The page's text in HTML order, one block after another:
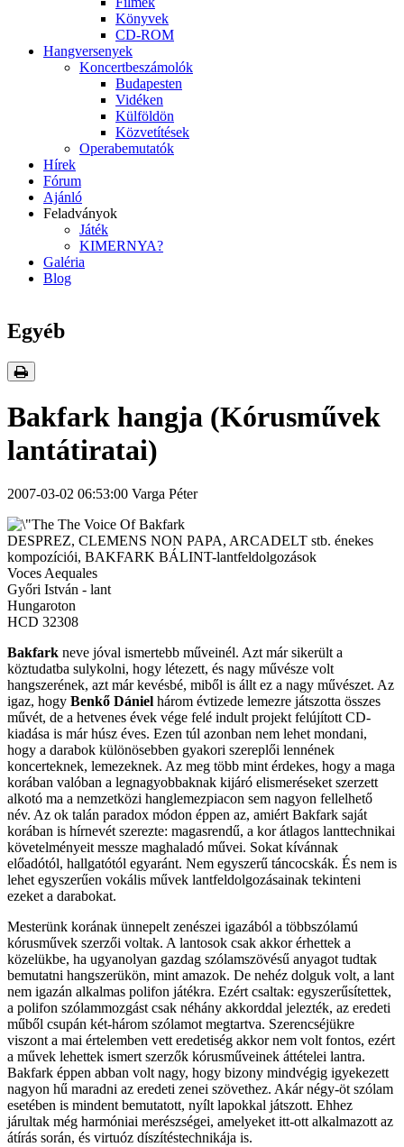
Könyvek
CD-ROM
Hangversenyek
Koncertbeszámolók
Budapesten
Vidéken
Külföldön
Közvetítések
Operabemutatók
Hírek
Fórum
Ajánló
Feladványok
Játék
KIMERNYA?
Galéria
Blog
Egyéb
Bakfark hangja (Kórusművek
lantátiratai)
2007-03-02 06:53:00 Varga Péter
The Voice Of Bakfark
DESPREZ, CLEMENS NON PAPA, ARCADELT stb. énekes
kompozíciói, BAKFARK BÁLINT-lantfeldolgozások
Voces Aequales
Győri István - lant
Hungaroton
HCD 32308
Bakfark neve jóval ismertebb műveinél. Azt már sikerült a
köztudatba sulykolni, hogy létezett, és nagy művésze volt
hangszerének, azt már kevésbé, miből is állt ez a nagy művészet. Az
igaz, hogy Benkő Dániel három évtizede lemezre játszotta összes
művét, de a hetvenes évek vége felé indult projekt felújított CD-
kiadása is már húsz éves. Ezen túl azonban nem lehet mondani,
hogy a darabok különösebben gyakori szereplői lennének
koncerteknek, lemezeknek. Az meg több mint érdekes, hogy a maga
korában valóban a legnagyobbaknak kijáró elismeréseket szerzett
alkotó ma a nemzetközi hanglemezpiacon sem nagyon fellelhető
név. Az ok talán paradox módon éppen az, amiért Bakfark saját
korában is hírnevét szerezte: magasrendű, a kor átlagos lanttechnikai
követelményeit messze maghaladó művei. Sokat kívánnak
előadótól, hallgatótól egyaránt. Nem egyszerű táncocskák. És nem is
lehet egyszerűen vokális művek lantfeldolgozásainak tekinteni
ezeket a darabokat.
Mesterünk korának ünnepelt zenészei igazából a többszólamú
kórusművek szerzői voltak. A lantosok csak akkor érhettek a
közelükbe, ha ugyanolyan gazdag szólamszövésű anyagot tudtak
bemutatni hangszerükön, mint amazok. De nehéz dolguk volt, a lant
nem igazán alkalmas polifon játékra. Ezért csaltak: egyszerűsítettek,
a polifon szólammozgást csak néhány akkorddal jelezték, az eredeti
műből csupán két-három szólamot megtartva. Szerencséjükre
viszont a mai értelemben vett eredetiség akkor nem volt fontos, ezért
a művek lehettek ismert szerzők kórusműveinek áttételei lantra.
Bakfark éppen abban volt nagy, hogy bizony mindvégig igyekezett
nagyon hű maradni az eredeti zenei szövethez. Akár négy-öt szólam
esetében is mindent bemutatott, nyílt lapokkal játszott. Ehhez
járultak még harmóniai merészségei, amelyeket itt-ott alkalmazott az
átírás során, és virtuóz díszítéstechnikája is.